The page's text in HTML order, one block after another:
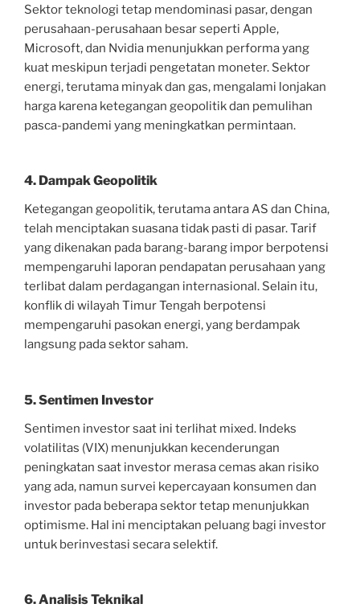
Sektor teknologi tetap mendominasi pasar, dengan
perusahaan-perusahaan besar seperti Apple,
Microsoft, dan Nvidia menunjukkan performa yang
kuat meskipun terjadi pengetatan moneter. Sektor
energi, terutama minyak dan gas, mengalami lonjakan
harga karena ketegangan geopolitik dan pemulihan
pasca-pandemi yang meningkatkan permintaan.
4. Dampak Geopolitik
Ketegangan geopolitik, terutama antara AS dan China,
telah menciptakan suasana tidak pasti di pasar. Tarif
yang dikenakan pada barang-barang impor berpotensi
mempengaruhi laporan pendapatan perusahaan yang
terlibat dalam perdagangan internasional. Selain itu,
konflik di wilayah Timur Tengah berpotensi
mempengaruhi pasokan energi, yang berdampak
langsung pada sektor saham.
5. Sentimen Investor
Sentimen investor saat ini terlihat mixed. Indeks
volatilitas (VIX) menunjukkan kecenderungan
peningkatan saat investor merasa cemas akan risiko
yang ada, namun survei kepercayaan konsumen dan
investor pada beberapa sektor tetap menunjukkan
optimisme. Hal ini menciptakan peluang bagi investor
untuk berinvestasi secara selektif.
6. Analisis Teknikal